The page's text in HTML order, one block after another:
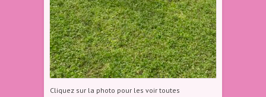
Cliquez sur la photo pour les voir toutes